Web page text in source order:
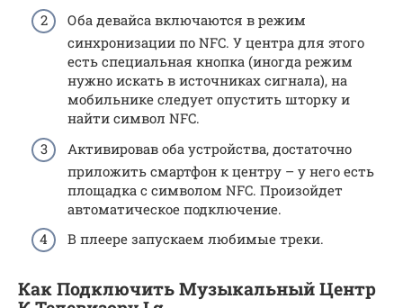
Оба девайса включаются в режим
синхронизации по NFC. У центра для этого
есть специальная кнопка (иногда режим
нужно искать в источниках сигнала), на
мобильнике следует опустить шторку и
найти символ NFC.
Активировав оба устройства, достаточно
приложить смартфон к центру – у него есть
площадка с символом NFC. Произойдет
автоматическое подключение.
В плеере запускаем любимые треки.
Как Подключить Музыкальный Центр